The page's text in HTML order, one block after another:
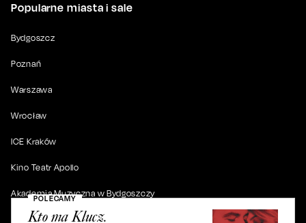
POLECAMY
Kto ma Klucz.
Popularne miasta i sale
Bydgoszcz
Poznań
Warszawa
Wrocław
ICE Kraków
Kino Teatr Apollo
Akademia Muzyczna w Bydgoszczy